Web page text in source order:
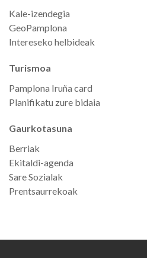
Kale-izendegia
GeoPamplona
Intereseko helbideak
Turismoa
Pamplona Iruña card
Planifikatu zure bidaia
Gaurkotasuna
Berriak
Ekitaldi-agenda
Sare Sozialak
Prentsaurrekoak